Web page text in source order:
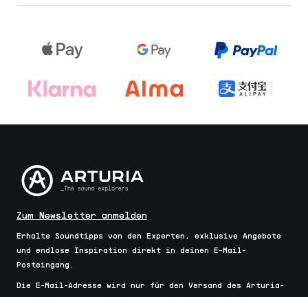
Zum Newsletter anmelden
Erhalte Soundtipps von den Experten, exklusive Angebote
und endlose Inspiration direkt in deinen E-Mail-
Posteingang.
Die E-Mail-Adresse wird nur für den Versand des Arturia-